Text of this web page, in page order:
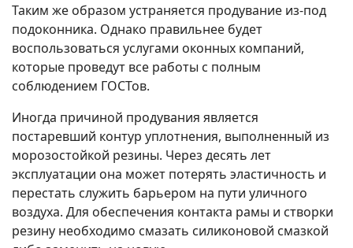
Таким же образом устраняется продувание из-под
подоконника. Однако правильнее будет
воспользоваться услугами оконных компаний,
которые проведут все работы с полным
соблюдением ГОСТов.
Иногда причиной продувания является
постаревший контур уплотнения, выполненный из
морозостойкой резины. Через десять лет
эксплуатации она может потерять эластичность и
перестать служить барьером на пути уличного
воздуха. Для обеспечения контакта рамы и створки
резину необходимо смазать силиконовой смазкой